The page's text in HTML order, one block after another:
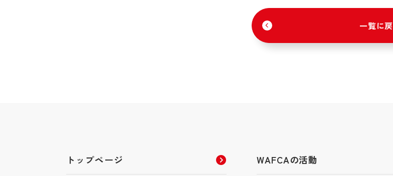
一覧に
トップページ
WAFCAの活動